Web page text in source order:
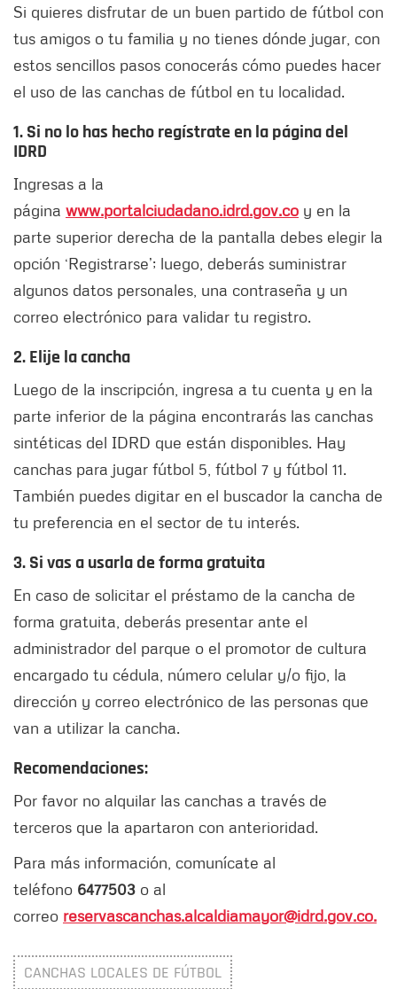
Si quieres disfrutar de un buen partido de fútbol con
tus amigos o tu familia y no tienes dónde jugar, con
estos sencillos pasos conocerás cómo puedes hacer
el uso de las canchas de fútbol en tu localidad.
1. Si no lo has hecho regístrate en la página del
IDRD
Ingresas a la
página www.portalciudadano.idrd.gov.co y en la
parte superior derecha de la pantalla debes elegir la
opción ‘Registrarse’; luego, deberás suministrar
algunos datos personales, una contraseña y un
correo electrónico para validar tu registro.
2. Elije la cancha
Luego de la inscripción, ingresa a tu cuenta y en la
parte inferior de la página encontrarás las canchas
sintéticas del IDRD que están disponibles. Hay
canchas para jugar fútbol 5, fútbol 7 y fútbol 11.
También puedes digitar en el buscador la cancha de
tu preferencia en el sector de tu interés.
3. Si vas a usarla de forma gratuita
En caso de solicitar el préstamo de la cancha de
forma gratuita, deberás presentar ante el
administrador del parque o el promotor de cultura
encargado tu cédula, número celular y/o fijo, la
dirección y correo electrónico de las personas que
van a utilizar la cancha.
Recomendaciones:
Por favor no alquilar las canchas a través de
terceros que la apartaron con anterioridad.
Para más información, comunícate al
teléfono 6477503 o al
correo reservascanchas.alcaldiamayor@idrd.gov.co.
CANCHAS LOCALES DE FÚTBOL